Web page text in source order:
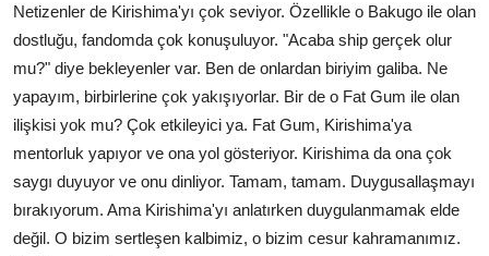
Netizenler de Kirishima'yı çok seviyor. Özellikle o Bakugo ile olan
dostluğu, fandomda çok konuşuluyor. "Acaba ship gerçek olur
mu?" diye bekleyenler var. Ben de onlardan biriyim galiba. Ne
yapayım, birbirlerine çok yakışıyorlar. Bir de o Fat Gum ile olan
ilişkisi yok mu? Çok etkileyici ya. Fat Gum, Kirishima'ya
mentorluk yapıyor ve ona yol gösteriyor. Kirishima da ona çok
saygı duyuyor ve onu dinliyor. Tamam, tamam. Duygusallaşmayı
bırakıyorum. Ama Kirishima'yı anlatırken duygulanmamak elde
değil. O bizim sertleşen kalbimiz, o bizim cesur kahramanımız.